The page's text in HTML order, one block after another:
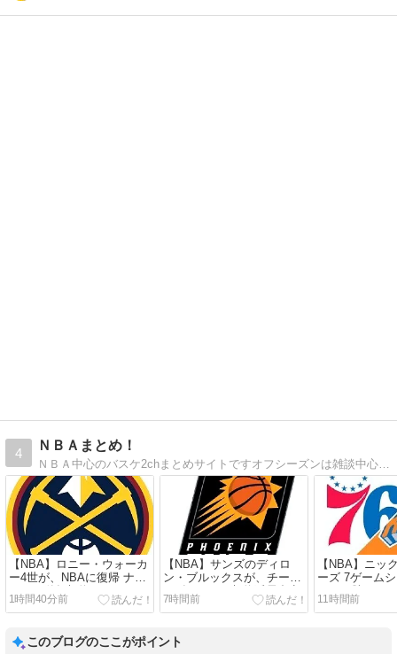
4
ＮＢＡまとめ！
ＮＢＡ中心のバスケ2chまとめサイトですオフシーズンは雑談中心、シーズン中は速報主体です。
【NBA】ロニー・ウォーカ
ー4世が、NBAに復帰 ナゲ
ッツと単年契約
1時間40分前
【NBA】サンズのディロ
ン・ブルックスが、チーム
と3年73milで契約延長合意
7時間前
【NBA】ニッ
ーズ 7ゲーム
っちが勝つ
11時間前
このブログのここがポイント